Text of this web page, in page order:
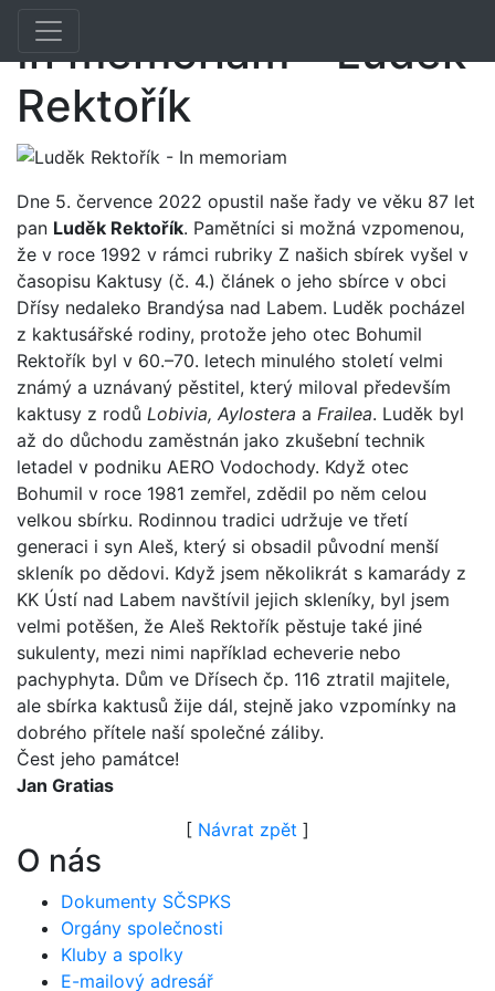
Toggle navigation
Previous
In memoriam – Luděk
Rektořík
Dne 5. července 2022 opustil naše řady ve věku 87 let
pan Luděk Rektořík. Pamětníci si možná vzpomenou,
že v roce 1992 v rámci rubriky Z našich sbírek vyšel v
časopisu Kaktusy (č. 4.) článek o jeho sbírce v obci
Dřísy nedaleko Brandýsa nad Labem. Luděk pocházel
z kaktusářské rodiny, protože jeho otec Bohumil
Rektořík byl v 60.–70. letech minulého století velmi
známý a uznávaný pěstitel, který miloval především
kaktusy z rodů Lobivia, Aylostera a Frailea. Luděk byl
až do důchodu zaměstnán jako zkušební technik
letadel v podniku AERO Vodochody. Když otec
Bohumil v roce 1981 zemřel, zdědil po něm celou
velkou sbírku. Rodinnou tradici udržuje ve třetí
generaci i syn Aleš, který si obsadil původní menší
skleník po dědovi. Když jsem několikrát s kamarády z
KK Ústí nad Labem navštívil jejich skleníky, byl jsem
velmi potěšen, že Aleš Rektořík pěstuje také jiné
sukulenty, mezi nimi například echeverie nebo
pachyphyta. Dům ve Dřísech čp. 116 ztratil majitele,
ale sbírka kaktusů žije dál, stejně jako vzpomínky na
dobrého přítele naší společné záliby.
Čest jeho památce!
Jan Gratias
[ Návrat zpět ]
O nás
Dokumenty SČSPKS
Orgány společnosti
Kluby a spolky
E-mailový adresář